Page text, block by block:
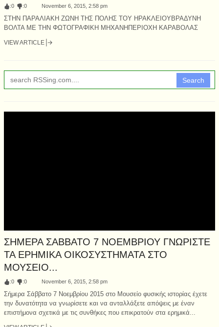
:0 :0 November 6, 2015, 2:58 pm
ΣΤΗΝ ΠΑΡΑΛΙΑΚΗ ΖΩΝΗ ΤΗΣ ΠΟΛΗΣ ΤΟΥ ΗΡΑΚΛΕΙΟΥΒΡΑΔΥΝΗ
ΒΟΛΤΑ ΜΕ ΤΗΝ ΦΩΤΟΓΡΑΦΙΚΗ ΜΗΧΑΝΗΠΕΡΙΟΧΗ ΚΑΡΑΒΟΛΑΣ
VIEW ARTICLE
Search
ΣΗΜΕΡΑ ΣΑΒΒΑΤΟ 7 ΝΟΕΜΒΡΙΟΥ ΓΝΩΡΙΣΤΕ
ΤΑ ΕΡΗΜΙΚΑ ΟΙΚΟΣΥΣΤΗΜΑΤΑ ΣΤΟ
ΜΟΥΣΕΙΟ...
:0 :0 November 6, 2015, 2:58 pm
Σήμερα Σάββατο 7 Νοεμβρίου 2015 στο Μουσείο φυσικής ιστορίας έχετε
την δυνατότητα να γνωρίσετε και να ανταλλάξετε απόψεις με έναν
επιστήμονα σχετικά με τις συνθήκες που επικρατούν στα ερημικά...